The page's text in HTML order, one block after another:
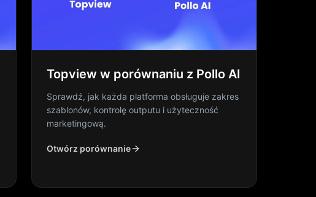
Topview w porównaniu z Pollo AI
Sprawdź, jak każda platforma obsługuje zakres
szablonów, kontrolę outputu i użyteczność
marketingową.
Otwórz porównanie